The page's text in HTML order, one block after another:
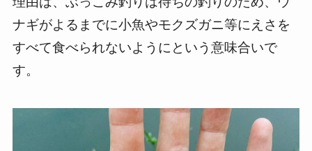
ナギがよるまでに小魚やモクズガニ等にえさを
すべて食べられないようにという意味合いで
す。